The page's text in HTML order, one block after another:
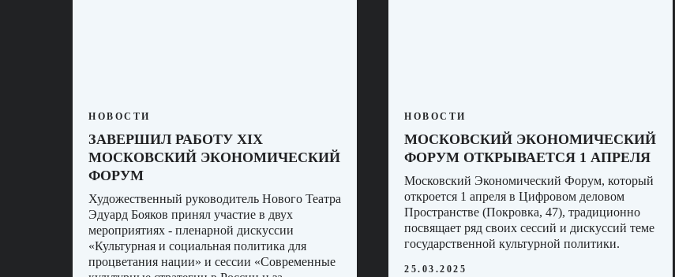
НОВОСТИ
ЗАВЕРШИЛ РАБОТУ XIX
МОСКОВСКИЙ ЭКОНОМИЧЕСКИЙ
ФОРУМ
Художественный руководитель Нового Театра
Эдуард Бояков принял участие в двух
мероприятиях - пленарной дискуссии
«Культурная и социальная политика для
процветания нации» и сессии «Современные
НОВОСТИ
МОСКОВСКИЙ ЭКОНОМИЧЕСКИЙ
ФОРУМ ОТКРЫВАЕТСЯ 1 АПРЕЛЯ
Московский Экономический Форум, который
откроется 1 апреля в Цифровом деловом
Пространстве (Покровка, 47), традиционно
посвящает ряд своих сессий и дискуссий теме
государственной культурной политики.
25.03.2025